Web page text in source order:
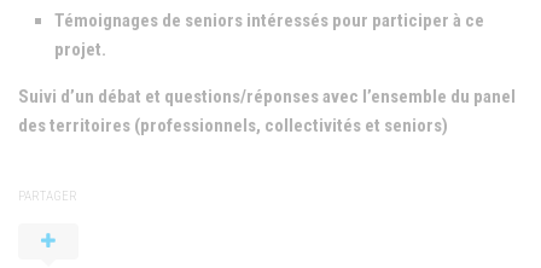
Témoignages de seniors intéressés pour participer à ce
projet.
Suivi d’un débat et questions/réponses avec l’ensemble du panel
des territoires (professionnels, collectivités et seniors)
PARTAGER